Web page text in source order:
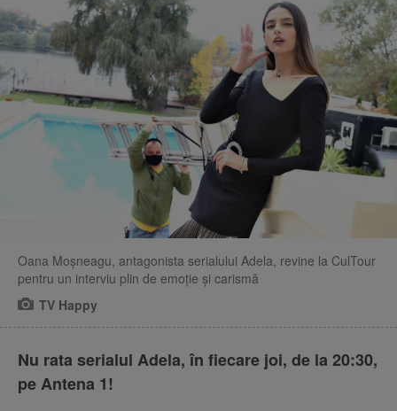
Oana Moșneagu, antagonista serialului Adela, revine la CulTour
pentru un interviu plin de emoție și carismă
TV Happy
Nu rata serialul Adela, în fiecare joi, de la 20:30,
pe Antena 1!